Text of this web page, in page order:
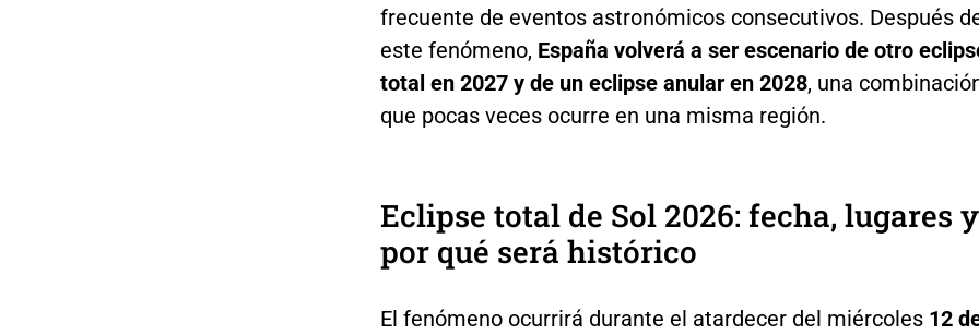
frecuente de eventos astronómicos consecutivos. Después
este fenómeno, España volverá a ser escenario de otro
total en 2027 y de un eclipse anular en 2028, una
que pocas veces ocurre en una misma región.
Eclipse total de Sol 2026: fecha, lugares y
por qué será histórico
El fenómeno ocurrirá durante el atardecer del miércoles 12